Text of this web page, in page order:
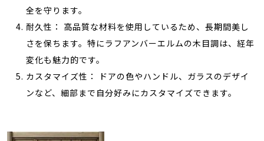
全を守ります。
耐久性： 高品質な材料を使用しているため、長期間美し
さを保ちます。特にラフアンバーエルムの木目調は、経年
変化も魅力的です。
カスタマイズ性： ドアの色やハンドル、ガラスのデザイ
ンなど、細部まで自分好みにカスタマイズできます。